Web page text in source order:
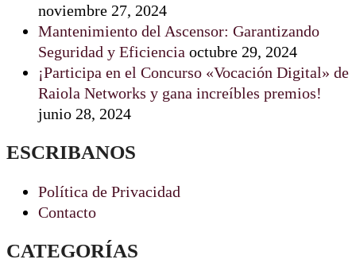
noviembre 27, 2024
Mantenimiento del Ascensor: Garantizando
Seguridad y Eficiencia octubre 29, 2024
¡Participa en el Concurso «Vocación Digital» de
Raiola Networks y gana increíbles premios!
junio 28, 2024
ESCRIBANOS
Política de Privacidad
Contacto
CATEGORÍAS